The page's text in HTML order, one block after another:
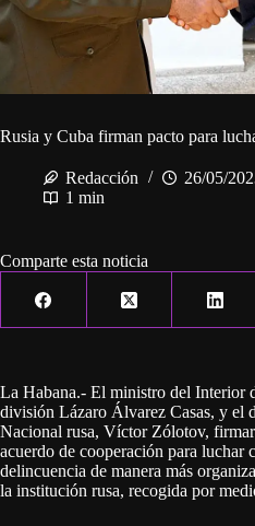
Rusia y Cuba firman pacto para
Redacción 26/05/
1 min
Comparte esta noticia
La Habana.- El ministro del Interior
división Lázaro Álvarez Casas, y el
Nacional rusa, Víctor Zólotov,
acuerdo de cooperación para luchar
delincuencia de manera más
la institución rusa, recogida por